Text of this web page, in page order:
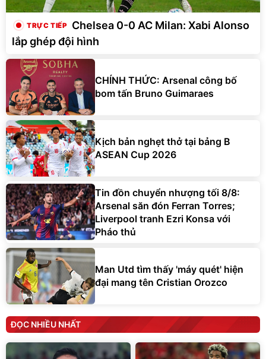
Chelsea 0-0 AC Milan: Xabi Alonso
lắp ghép đội hình
CHÍNH THỨC: Arsenal công bố
bom tấn Bruno Guimaraes
Kịch bản nghẹt thở tại bảng B
ASEAN Cup 2026
Tin đồn chuyển nhượng tối 8/8:
Arsenal săn đón Ferran Torres;
Liverpool tranh Ezri Konsa với
Pháo thủ
Man Utd tìm thấy 'máy quét' hiện
đại mang tên Cristian Orozco
ĐỌC NHIỀU NHẤT